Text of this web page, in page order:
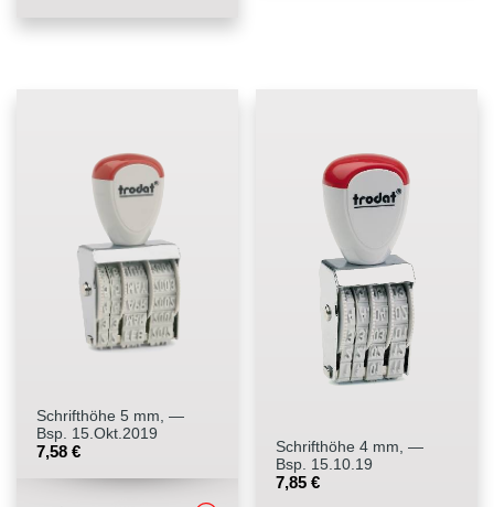
Schrifthöhe 5 mm, —
Bsp. 15.Okt.2019
7,58 €
Schrifthöhe 4 mm, —
Bsp. 15.10.19
7,85€